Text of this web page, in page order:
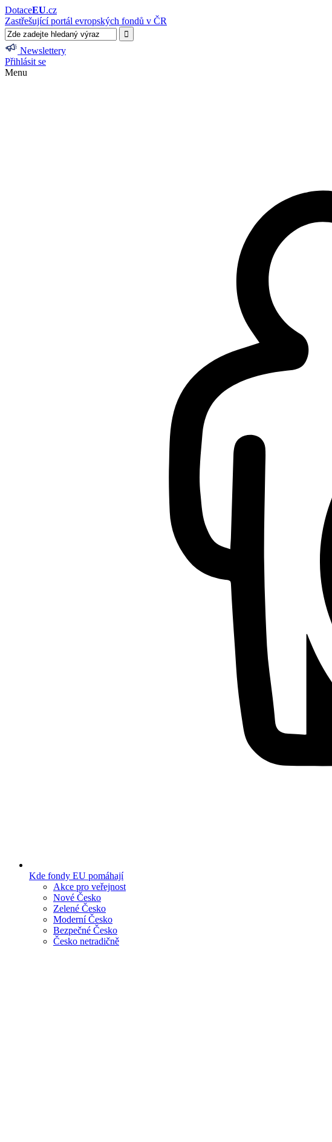
DotaceEU.cz
Zastřešující portál evropských fondů v ČR
Newslettery
Přihlásit se
Menu
Kde fondy EU pomáhají
Akce pro veřejnost
Nové Česko
Zelené Česko
Moderní Česko
Bezpečné Česko
Česko netradičně